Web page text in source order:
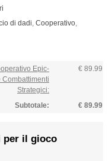
di dadi, Cooperativo,
Epic-
Combattimenti
Strategici:
€ 89.99
Subtotale: € 89.99
il gioco